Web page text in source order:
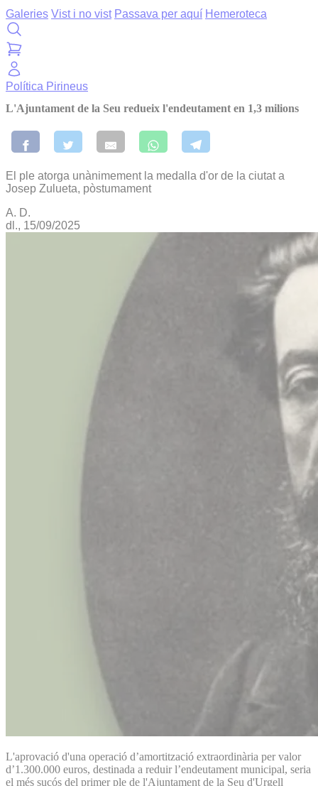
Galeries Vist i no vist Passava per aquí Hemeroteca
Política Pirineus
L'Ajuntament de la Seu redueix l'endeutament en 1,3 milions
El ple atorga unànimement la medalla d'or de la ciutat a
Josep Zulueta, pòstumament
A. D.
dl., 15/09/2025
L'aprovació d'una operació d’amortització extraordinària per valor
d’1.300.000 euros, destinada a reduir l’endeutament municipal, seria
el més sucós del primer ple de l'Ajuntament de la Seu d'Urgell